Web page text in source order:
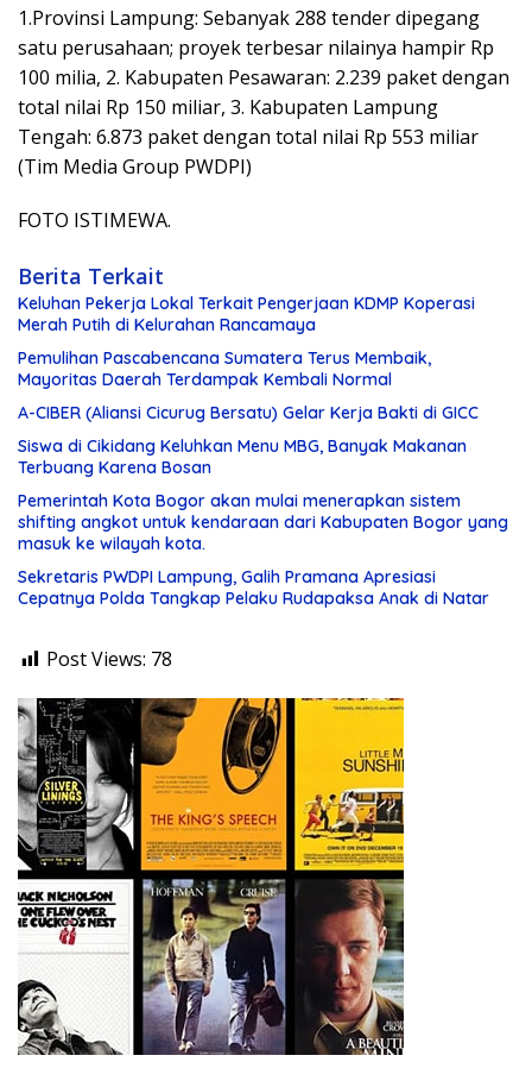
1.Provinsi Lampung: Sebanyak 288 tender dipegang
satu perusahaan; proyek terbesar nilainya hampir Rp
100 milia, 2. Kabupaten Pesawaran: 2.239 paket dengan
total nilai Rp 150 miliar, 3. Kabupaten Lampung
Tengah: 6.873 paket dengan total nilai Rp 553 miliar
(Tim Media Group PWDPI)
FOTO ISTIMEWA.
Berita Terkait
Keluhan Pekerja Lokal Terkait Pengerjaan KDMP Koperasi
Merah Putih di Kelurahan Rancamaya
Pemulihan Pascabencana Sumatera Terus Membaik,
Mayoritas Daerah Terdampak Kembali Normal
A-CIBER (Aliansi Cicurug Bersatu) Gelar Kerja Bakti di GICC
Siswa di Cikidang Keluhkan Menu MBG, Banyak Makanan
Terbuang Karena Bosan
Pemerintah Kota Bogor akan mulai menerapkan sistem
shifting angkot untuk kendaraan dari Kabupaten Bogor yang
masuk ke wilayah kota.
Sekretaris PWDPI Lampung, Galih Pramana Apresiasi
Cepatnya Polda Tangkap Pelaku Rudapaksa Anak di Natar
Post Views: 78